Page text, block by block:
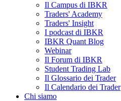
Il Campus di IBKR
Traders' Academy
Traders' Insight
I podcast di IBKR
IBKR Quant Blog
Webinar
Il Forum di IBKR
Student Trading Lab
Il Glossario dei Trader
Il Calendario dei Trader
Chi siamo